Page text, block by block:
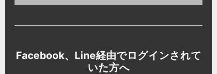
Facebook、Line経由でログインされて
いた方へ